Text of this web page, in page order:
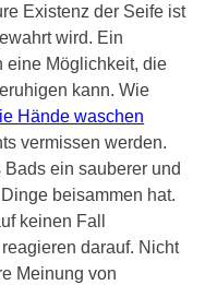
Existenz der Seife ist
wird. Ein
eine Möglichkeit, die
kann. Wie
Hände waschen
vermissen werden.
ein sauberer und
beisammen hat.
keinen Fall
darauf. Nicht
Meinung von